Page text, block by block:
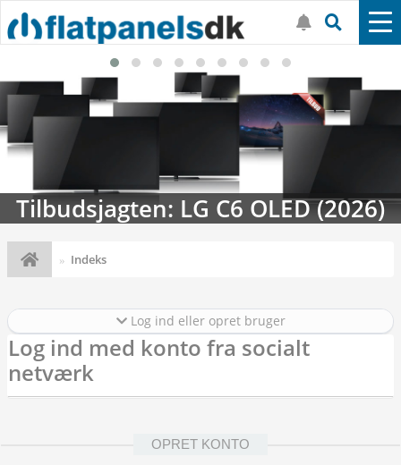
Tilbudsjagten: LG C6 OLED (2026)
Indeks
Log ind eller opret bruger
Log ind med konto fra socialt
netværk
OPRET KONTO